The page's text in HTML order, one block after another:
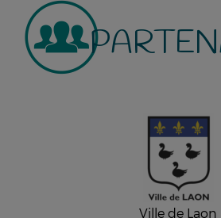
Ville de Laon